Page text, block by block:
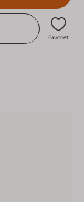
Favoriet